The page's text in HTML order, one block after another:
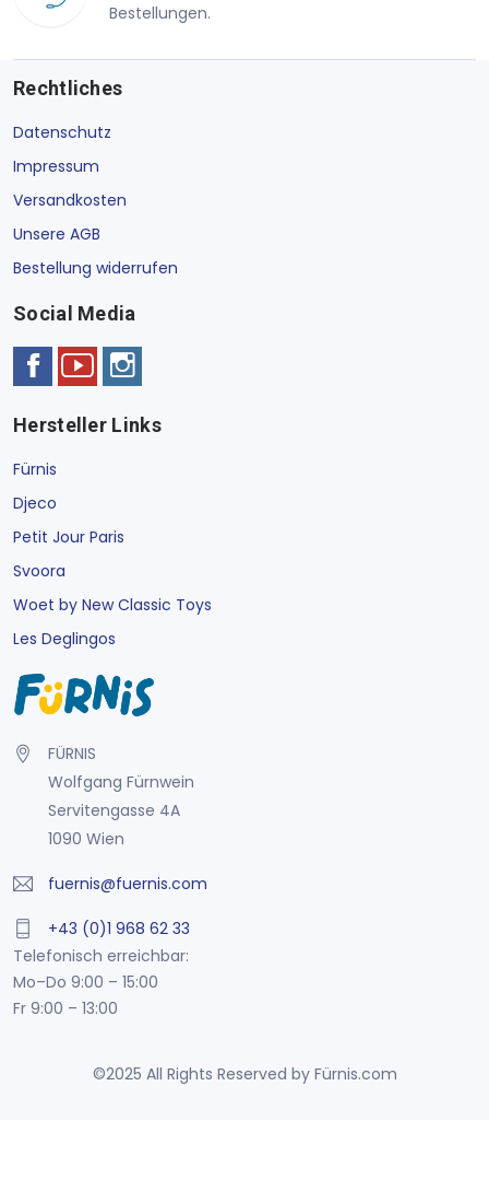
Bestellungen.
Rechtliches
Datenschutz
Impressum
Versandkosten
Unsere AGB
Bestellung widerrufen
Social Media
Hersteller Links
Fürnis
Djeco
Petit Jour Paris
Svoora
Woet by New Classic Toys
Les Deglingos
FÜRNIS
Wolfgang Fürnwein
Servitengasse 4A
1090 Wien
fuernis@fuernis.com
+43 (0)1 968 62 33
Telefonisch erreichbar:
Mo–Do 9:00 – 15:00
Fr 9:00 – 13:00
©2025 All Rights Reserved by Fürnis.com